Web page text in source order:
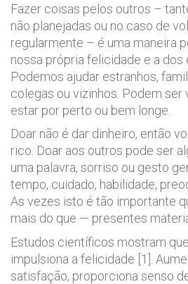
Fazer coisas pelos outros –
não planejadas ou no caso de
regularmente – é uma maneira
nossa própria felicidade e a dos
Podemos ajudar estranhos,
colegas ou vizinhos. Podem ser
estar por perto ou bem longe.
Doar não é dar dinheiro, então
rico. Doar aos outros pode ser
uma palavra, sorriso ou gesto
tempo, cuidado, habilidade,
As vezes isto é tão importante
mais do que — presentes
Estudos científicos mostram
impulsiona a felicidade [1].
satisfação, proporciona senso